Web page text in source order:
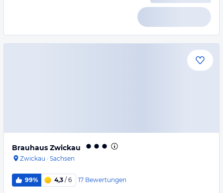
Brauhaus Zwickau
Zwickau · Sachsen
99% 4,3 / 6 17 Bewertungen